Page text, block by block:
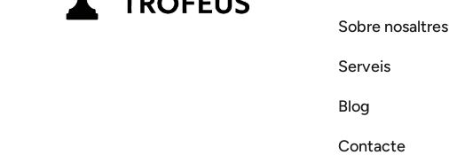
Sobre nosaltres
Serveis
Blog
Contacte